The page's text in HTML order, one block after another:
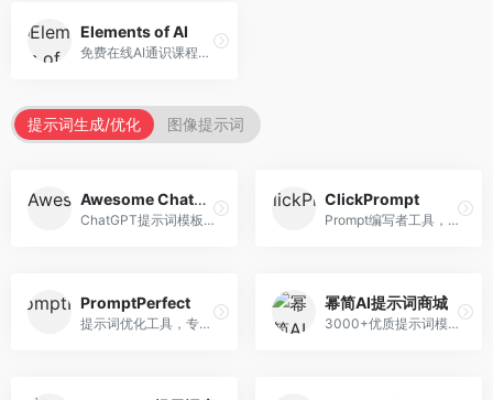
Elements of AI
免费在线AI通识课程，专注于AI基础知识普及。面向普通大众，提供AI概念、原理、应用等入门知识，语言通俗易懂。
提示词生成/优化 图像提示词
Awesome ChatGPT Prompts
ChatGPT提示词模板库，专注于实用提示词收集。面向ChatGPT用户，提供提示词模板、使用场景、效果展示等资源，模板实用性强。
ClickPrompt
Prompt编写者工具，专注于提示词创作辅助。面向提示词创作者，提供提示词编辑、测试、分享等服务，创作工具完善。
PromptPerfect
提示词优化工具，专注于提示词质量提升。面向AI用户，提供提示词优化、效果测试、版本对比等服务，提示词优化专业。
幂简AI提示词商城
3000+优质提示词模板平台，专注于中文提示词。面向中文AI用户，提供提示词模板、分类检索、一键使用等服务，中文提示词丰富。